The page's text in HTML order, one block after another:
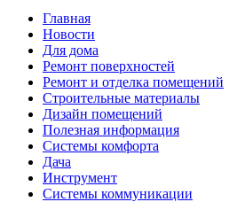
Главная
Новости
Для дома
Ремонт поверхностей
Ремонт и отделка помещений
Строительные материалы
Дизайн помещений
Полезная информация
Системы комфорта
Дача
Инструмент
Системы коммуникации